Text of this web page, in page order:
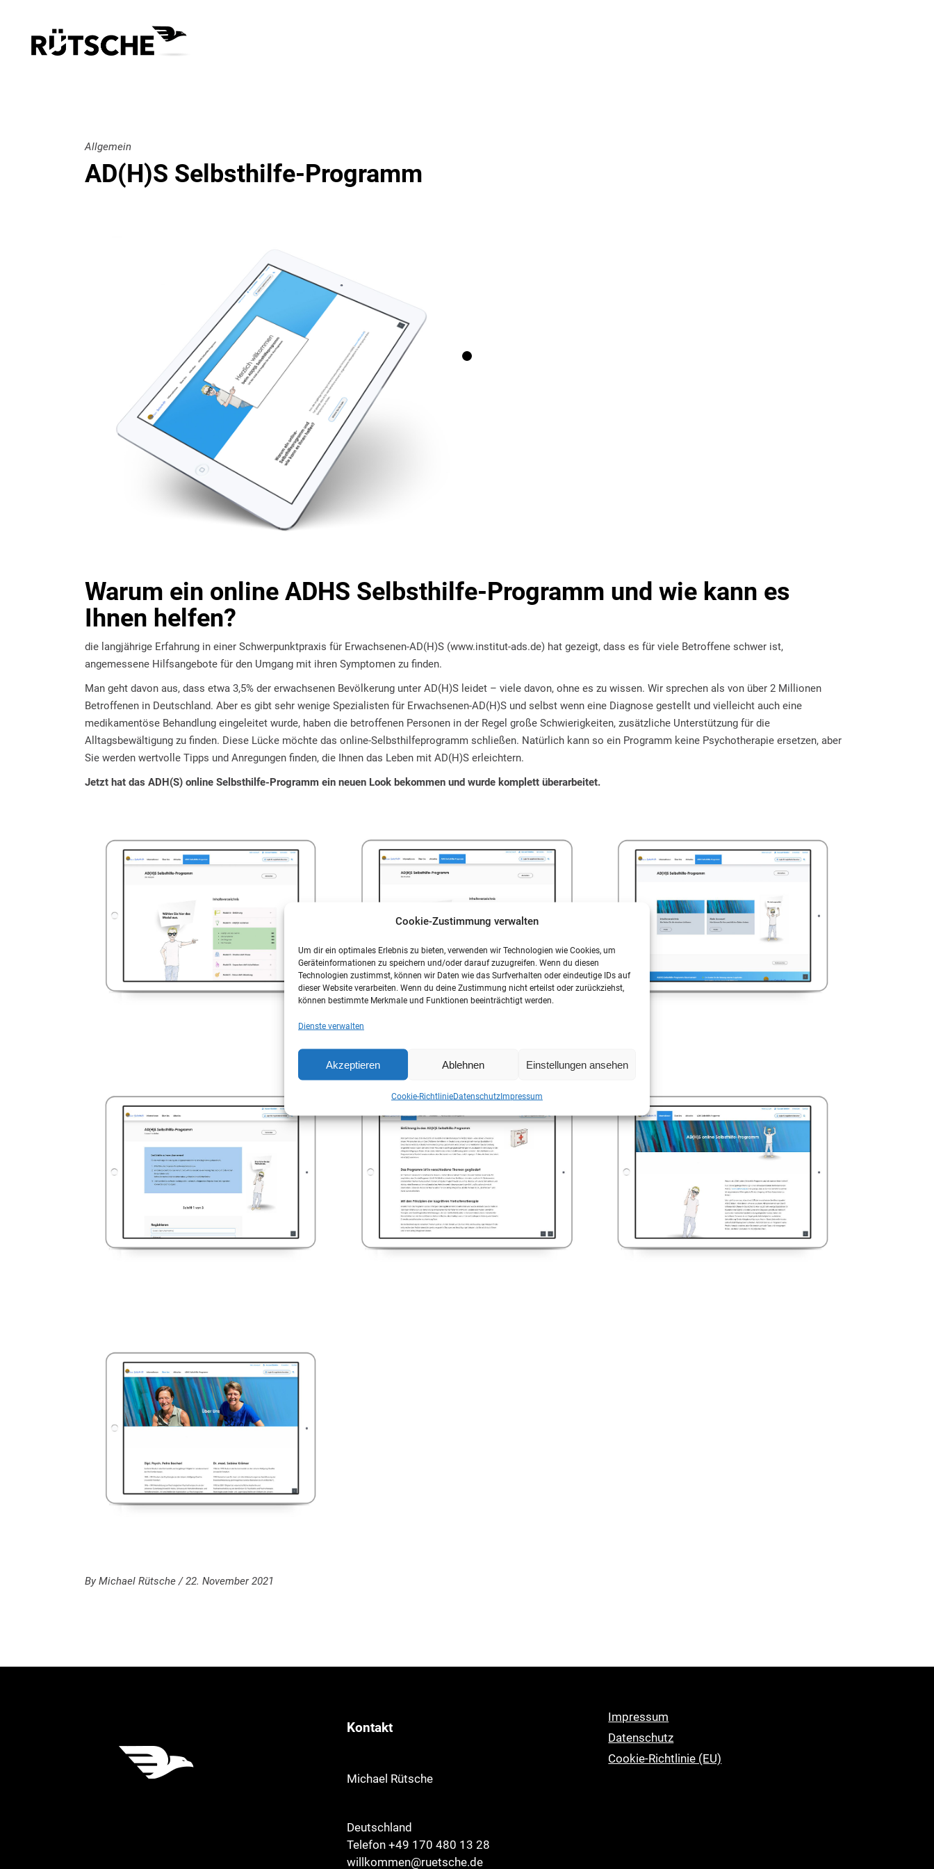
Cookie-Zustimmung verwalten
Um dir ein optimales Erlebnis zu bieten, verwenden wir Technologien wie Cookies, um
Geräteinformationen zu speichern und/oder darauf zuzugreifen. Wenn du diesen
Technologien zustimmst, können wir Daten wie das Surfverhalten oder eindeutige IDs auf
dieser Website verarbeiten. Wenn du deine Zustimmung nicht erteilst oder zurückziehst,
können bestimmte Merkmale und Funktionen beeinträchtigt werden.
Dienste verwalten
Akzeptieren Ablehnen Einstellungen ansehen
Cookie-RichtlinieDatenschutzImpressum
Allgemein
AD(H)S Selbsthilfe-Programm
Warum ein online ADHS Selbsthilfe-Programm und wie kann es
Ihnen helfen?
die langjährige Erfahrung in einer Schwerpunktpraxis für Erwachsenen-AD(H)S (www.institut-ads.de) hat gezeigt, dass es für viele Betroffene schwer ist,
angemessene Hilfsangebote für den Umgang mit ihren Symptomen zu finden.
Man geht davon aus, dass etwa 3,5% der erwachsenen Bevölkerung unter AD(H)S leidet – viele davon, ohne es zu wissen. Wir sprechen als von über 2 Millionen
Betroffenen in Deutschland. Aber es gibt sehr wenige Spezialisten für Erwachsenen-AD(H)S und selbst wenn eine Diagnose gestellt und vielleicht auch eine
medikamentöse Behandlung eingeleitet wurde, haben die betroffenen Personen in der Regel große Schwierigkeiten, zusätzliche Unterstützung für die
Alltagsbewältigung zu finden. Diese Lücke möchte das online-Selbsthilfeprogramm schließen. Natürlich kann so ein Programm keine Psychotherapie ersetzen, aber
Sie werden wertvolle Tipps und Anregungen finden, die Ihnen das Leben mit AD(H)S erleichtern.
Jetzt hat das ADH(S) online Selbsthilfe-Programm ein neuen Look bekommen und wurde komplett überarbeitet.
By Michael Rütsche 22. November 2021
Kontakt
Michael Rütsche
Deutschland
Telefon +49 170 480 13 28
willkommen@ruetsche.de
Impressum
Datenschutz
Cookie-Richtlinie (EU)